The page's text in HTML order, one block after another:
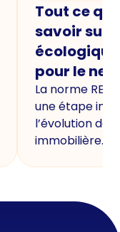
Tout ce
savoir sur
écologique
pour le
La norme
une étape
l’évolution de
immobilière.